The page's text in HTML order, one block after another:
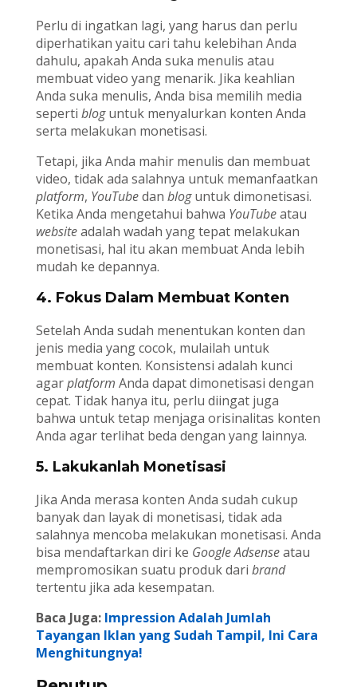
Perlu di ingatkan lagi, yang harus dan perlu
diperhatikan yaitu cari tahu kelebihan Anda
dahulu, apakah Anda suka menulis atau
membuat video yang menarik. Jika keahlian
Anda suka menulis, Anda bisa memilih media
seperti bloguntuk menyalurkan konten Anda
serta melakukan monetisasi.
Tetapi, jika Anda mahir menulis dan membuat
video, tidak ada salahnya untuk memanfaatkan
platform, YouTubedan bloguntuk dimonetisasi.
Ketika Anda mengetahui bahwa YouTubeatau
websiteadalah wadah yang tepat melakukan
monetisasi, hal itu akan membuat Anda lebih
mudah ke depannya.
4. Fokus Dalam Membuat Konten
Setelah Anda sudah menentukan konten dan
jenis media yang cocok, mulailah untuk
membuat konten. Konsistensi adalah kunci
agarplatform Anda dapat dimonetisasi dengan
cepat. Tidak hanya itu, perlu diingat juga
bahwa untuk tetap menjaga orisinalitas konten
Anda agar terlihat beda dengan yang lainnya.
5. Lakukanlah Monetisasi
Jika Anda merasa konten Anda sudah cukup
banyak dan layak di monetisasi, tidak ada
salahnya mencoba melakukan monetisasi. Anda
bisa mendaftarkan diri ke Google Adsenseatau
mempromosikan suatu produk dari brand
tertentu jika ada kesempatan.
Baca Juga: Impression Adalah Jumlah
Tayangan Iklan yang Sudah Tampil, Ini Cara
Menghitungnya!